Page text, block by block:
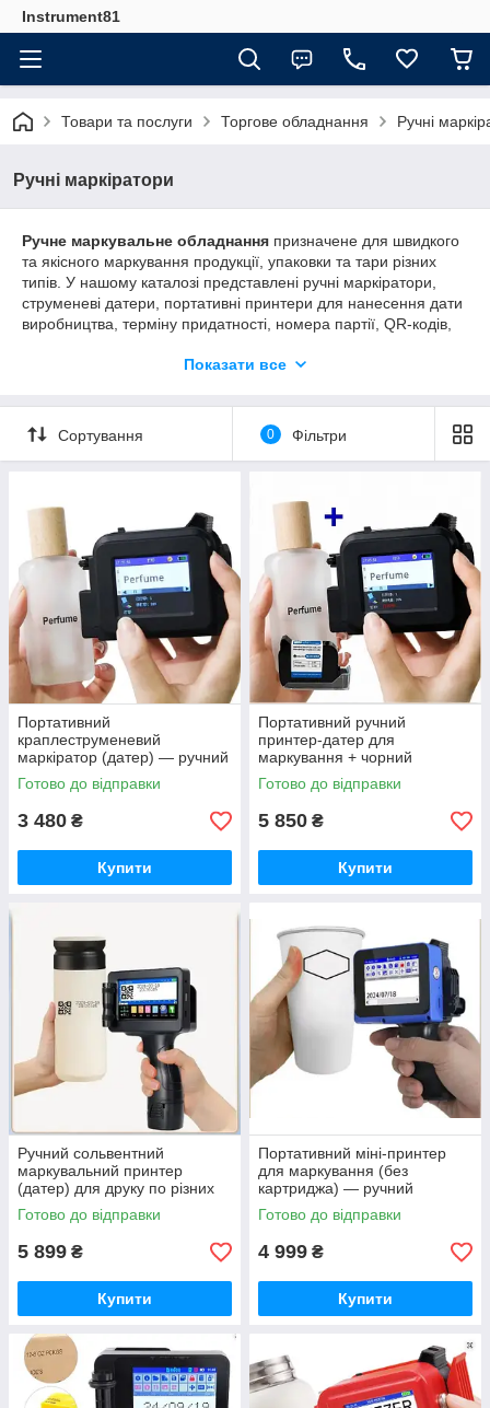
Instrument81
Товари та послуги Торгове обладнання Ручні
Ручні маркіратори
Ручне маркувальне обладнання призначене для швидкого
та якісного маркування продукції, упаковки та тари різних
типів. У нашому каталозі представлені ручні маркіратори,
струменеві датери, портативні принтери для нанесення дати
виробництва, терміну придатності, номера партії, QR-кодів,
підходить для виробництва, складів, магазинів, логістичних
маркувальники, картриджі та комплектуючі за вигідними
цінами з доставкою по всій Україні.
Показати все
Сортування 0 Фільтри
Портативний
краплеструменевий
маркіратор (датер) — ручний
сольвентний принтер для
маркування продукції та
Готово до відправки
3 480 ₴
Купити
Портативний ручний
принтер-датер для
маркування + чорний
картридж
Готово до відправки
5 850 ₴
Купити
Ручний сольвентний
маркувальний принтер
(датер) для друку по різних
матеріалах — портативний
маркиратор (без картриджа)
Готово до відправки
5 899 ₴
Купити
Портативний міні-принтер
для маркування (без
картриджа) — ручний
чорнильний датер для
упаковки та продукції
Готово до відправки
4 999 ₴
Купити